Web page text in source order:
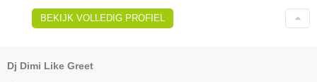
BEKIJK VOLLEDIG PROFIEL
Dj Dimi Like Greet